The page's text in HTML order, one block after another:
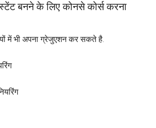
बनने के लिए कोनसे कोर्स करना
में भी अपना ग्रेजुएशन कर सकते है.